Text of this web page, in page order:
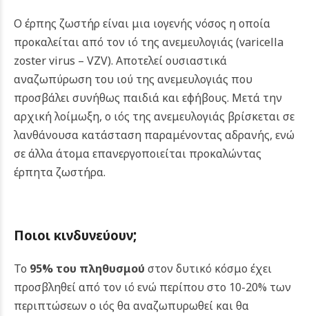
Ο έρπης ζωστήρ είναι μια ιογενής νόσος η οποία
προκαλείται από τον ιό της ανεμευλογιάς (varicella
zoster virus – VZV). Αποτελεί ουσιαστικά
αναζωπύρωση του ιού της ανεμευλογιάς που
προσβάλει συνήθως παιδιά και εφήβους. Μετά την
αρχική λοίμωξη, ο ιός της ανεμευλογιάς βρίσκεται σε
λανθάνουσα κατάσταση παραμένοντας αδρανής, ενώ
σε άλλα άτομα επανεργοποιείται προκαλώντας
έρπητα ζωστήρα.
Ποιοι κινδυνεύουν;
Το 95% του πληθυσμού στον δυτικό κόσμο έχει
προσβληθεί από τον ιό ενώ περίπου στο 10-20% των
περιπτώσεων ο ιός θα αναζωπυρωθεί και θα